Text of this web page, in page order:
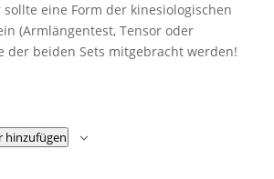
sollte eine Form der kinesiologischen
(Armlängentest, Tensor oder
der beiden Sets mitgebracht werden!
hinzufügen